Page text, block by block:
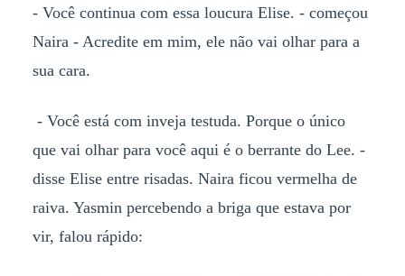
- Você continua com essa loucura Elise. - começou
Naira - Acredite em mim, ele não vai olhar para a
sua cara.
- Você está com inveja testuda. Porque o único
que vai olhar para você aqui é o berrante do Lee. -
disse Elise entre risadas. Naira ficou vermelha de
raiva. Yasmin percebendo a briga que estava por
vir, falou rápido: